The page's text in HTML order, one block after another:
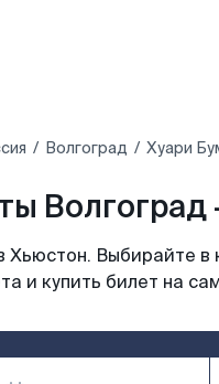
Волгоград Хуари
Волгоград
Выбирайте в
и купить билет на